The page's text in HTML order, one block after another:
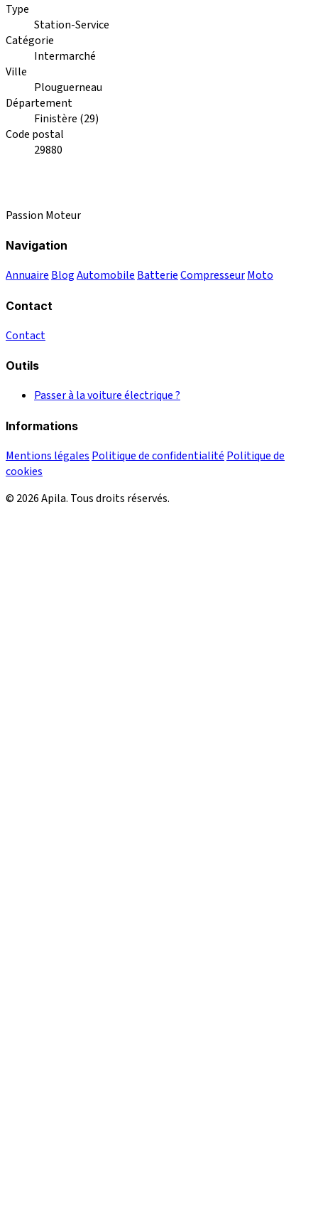
Type
Station-Service
Catégorie
Intermarché
Ville
Plouguerneau
Département
Finistère (29)
Code postal
29880
Passion Moteur
Navigation
Annuaire BlogAutomobile BatterieCompresseurMoto
Contact
Contact
Outils
Passer à la voiture électrique ?
Informations
Mentions légales Politique de confidentialité Politique de
cookies
© 2026 Apila. Tous droits réservés.